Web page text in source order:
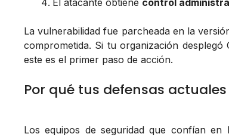
El atacante obtiene control
La vulnerabilidad fue parcheada en la
comprometida. Si tu organización
este es el primer paso de acción.
Por qué tus defensas
Los equipos de seguridad que confían en